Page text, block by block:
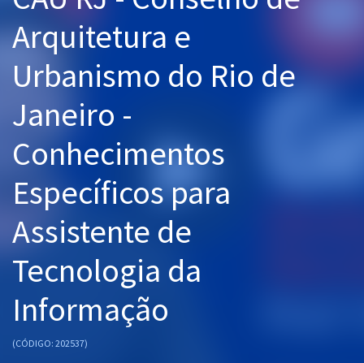
Graduação
Mentorias
Questões grátis
Conteúdo gratuito
Blog
Aprovados
Atendimento
Arquitetura e
Urbanismo do Rio de
Janeiro -
Conhecimentos
Específicos para
Assistente de
Tecnologia da
Informação
(CÓDIGO: 202537)